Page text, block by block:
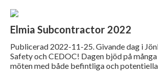
Elmia Subcontractor 2022
Publicerad 2022-11-25. Givande dag i
Safety och CEDOC! Dagen bjöd på
möten med både befintliga och